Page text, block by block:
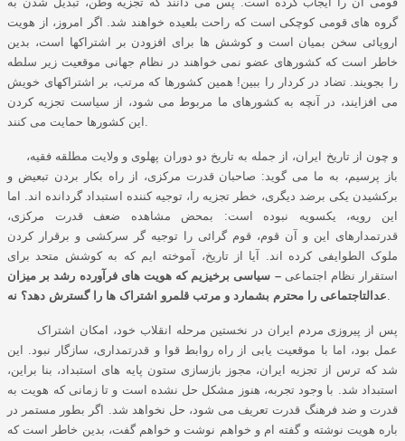
گروه های قومی کوچکی است که راحت بلعیده خواهند شد. اگر امروز، از هویت
اروپائی سخن بمیان است و کوشش ها برای افزودن بر اشتراکها است، بدین
خاطر است که کشورهای عضو نمی خواهند در نظام جهانی موقعیت زیر سلطه
را بجویند. تضاد در کردار را ببین! همین کشورها که مرتب، بر اشتراکهای خویش
می افزایند، در آنچه به کشورهای ما مربوط می شود، از سیاست تجزیه کردن
باز پرسیم، به ما می گوید: صاحبان قدرت مرکزی، از راه بکار بردن تبعیض و
برکشیدن یکی برضد دیگری، خطر تجزیه را، توجیه کننده استبداد گردانده اند. اما
این رویه، یکسویه نبوده است: بمحض مشاهده ضعف قدرت مرکزی،
قدرتمدارهای این و آن قوم، قوم گرائی را توجیه گر سرکشی و برقرار کردن
ملوک الطوایفی کرده اند. آیا از تاریخ، آموخته ایم که به کوشش متحد برای
استقرار نظام اجتماعی– سیاسی برخیزیم که هویت های فرآورده رشد بر میزان
عدالتاجتماعی را محترم بشمارد و مرتب قلمرو اشتراک ها را گسترش دهد؟ نه
عمل بود، اما با موقعیت یابی از راه روابط قوا و قدرتمداری، سازگار نبود. این
شد که ترس از تجزیه ایران، مجوز بازسازی ستون پایه های استبداد، بنا براین،
استبداد شد. با وجود تجربه، هنوز مشکل حل نشده است و تا زمانی که هویت به
قدرت و ضد فرهنگ قدرت تعریف می شود، حل نخواهد شد. اگر بطور مستمر در
باره هویت نوشته و گفته ام و خواهم نوشت و خواهم گفت، بدین خاطر است که